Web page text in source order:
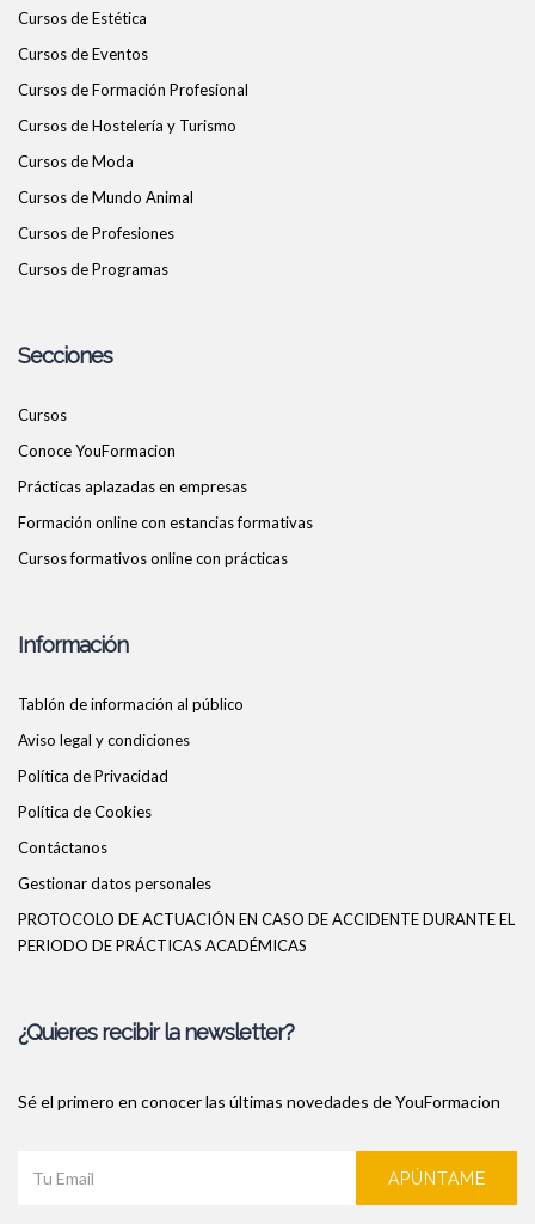
Cursos de Estética
Cursos de Eventos
Cursos de Formación Profesional
Cursos de Hostelería y Turismo
Cursos de Moda
Cursos de Mundo Animal
Cursos de Profesiones
Cursos de Programas
Secciones
Cursos
Conoce YouFormacion
Prácticas aplazadas en empresas
Formación online con estancias formativas
Cursos formativos online con prácticas
Información
Tablón de información al público
Aviso legal y condiciones
Política de Privacidad
Política de Cookies
Contáctanos
Gestionar datos personales
PROTOCOLO DE ACTUACIÓN EN CASO DE ACCIDENTE DURANTE EL
PERIODO DE PRÁCTICAS ACADÉMICAS
¿Quieres recibir la newsletter?
Sé el primero en conocer las últimas novedades de YouFormacion
APÚNTAME